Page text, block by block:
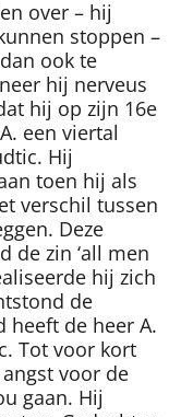
over – hij
stoppen –
ook te
hij nerveus
hij op zijn 16e
een viertal
Hij
toen hij als
verschil tussen
Deze
de zin ‘all men
hij zich
de
heeft de heer A.
Tot voor kort
voor de
gaan. Hij